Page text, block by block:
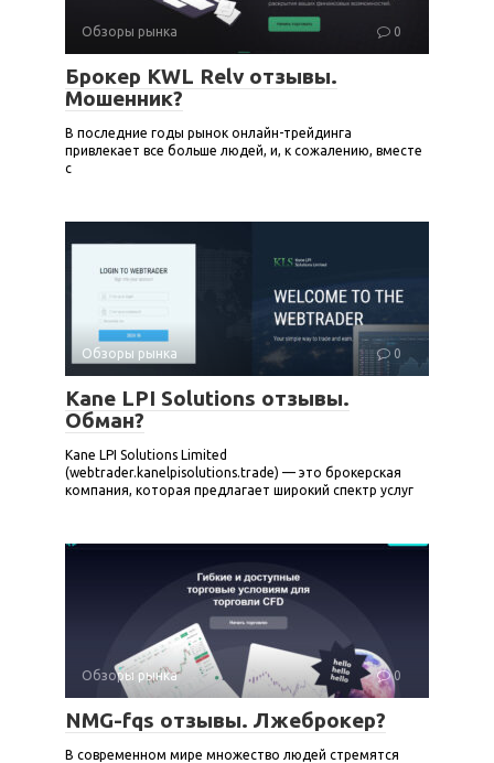
Обзоры рынка 0
Брокер KWL Relv отзывы.
Мошенник?
В последние годы рынок онлайн-трейдинга
привлекает все больше людей, и, к сожалению, вместе
с
Обзоры рынка 0
Kane LPI Solutions отзывы.
Обман?
Kane LPI Solutions Limited
(webtrader.kanelpisolutions.trade) — это брокерская
компания, которая предлагает широкий спектр услуг
Обзоры рынка 0
NMG-fqs отзывы. Лжеброкер?
В современном мире множество людей стремятся